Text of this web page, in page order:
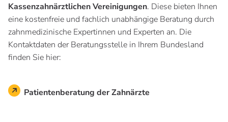
Kassenzahnärztlichen Vereinigungen. Diese bieten Ihnen
eine kostenfreie und fachlich unabhängige Beratung durch
zahnmedizinische Expertinnen und Experten an. Die
Kontaktdaten der Beratungsstelle in Ihrem Bundesland
finden Sie hier:
Patientenberatung der Zahnärzte